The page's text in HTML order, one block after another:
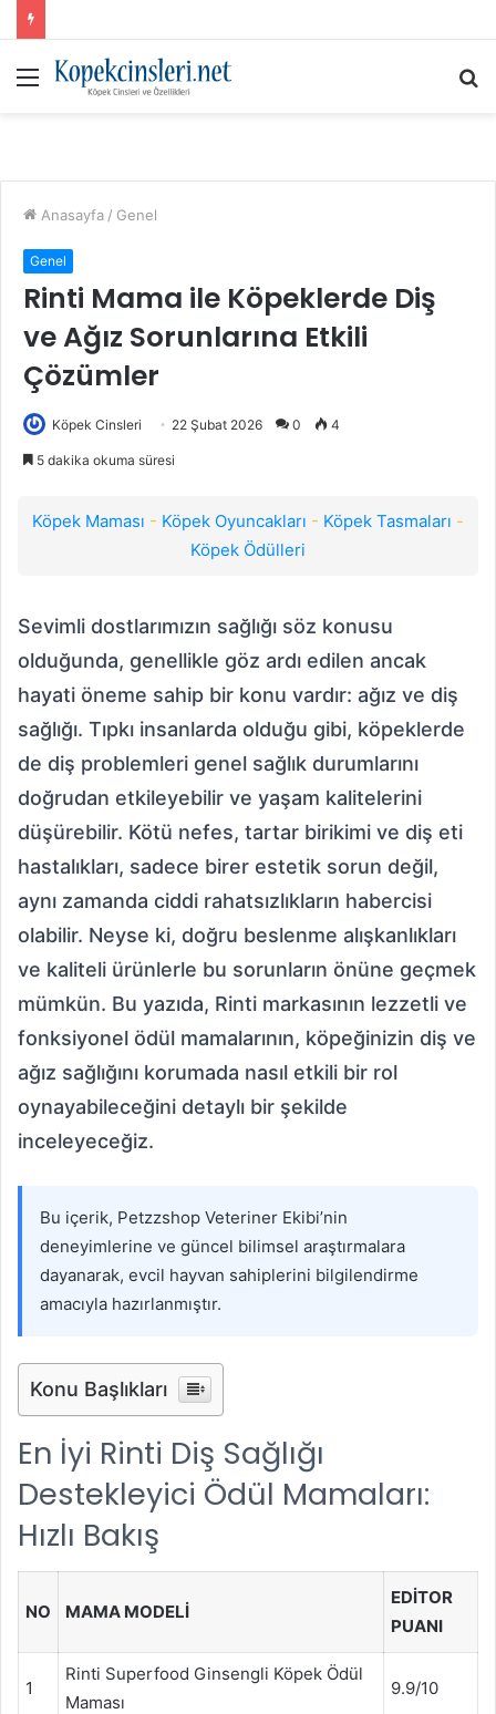
Menü
Anasayfa / Genel
Genel
Rinti Mama ile Köpeklerde Diş
ve Ağız Sorunlarına Etkili
Çözümler
Köpek Cinsleri 22 Şubat 2026 0 4
5 dakika okuma süresi
Köpek Maması - Köpek Oyuncakları - Köpek Tasmaları -
Köpek Ödülleri
Sevimli dostlarımızın sağlığı söz konusu
olduğunda, genellikle göz ardı edilen ancak
hayati öneme sahip bir konu vardır: ağız ve diş
sağlığı. Tıpkı insanlarda olduğu gibi, köpeklerde
de diş problemleri genel sağlık durumlarını
doğrudan etkileyebilir ve yaşam kalitelerini
düşürebilir. Kötü nefes, tartar birikimi ve diş eti
hastalıkları, sadece birer estetik sorun değil,
aynı zamanda ciddi rahatsızlıkların habercisi
olabilir. Neyse ki, doğru beslenme alışkanlıkları
ve kaliteli ürünlerle bu sorunların önüne geçmek
mümkün. Bu yazıda, Rinti markasının lezzetli ve
fonksiyonel ödül mamalarının, köpeğinizin diş ve
ağız sağlığını korumada nasıl etkili bir rol
oynayabileceğini detaylı bir şekilde
inceleyeceğiz.
Bu içerik, Petzzshop Veteriner Ekibi’nin
deneyimlerine ve güncel bilimsel araştırmalara
dayanarak, evcil hayvan sahiplerini bilgilendirme
amacıyla hazırlanmıştır.
Konu Başlıkları
En İyi Rinti Diş Sağlığı
Destekleyici Ödül Mamaları:
Hızlı Bakış
NO MAMA MODELI
EDITOR
PUANI
1
Rinti Superfood Ginsengli Köpek Ödül
Maması
9.9/10